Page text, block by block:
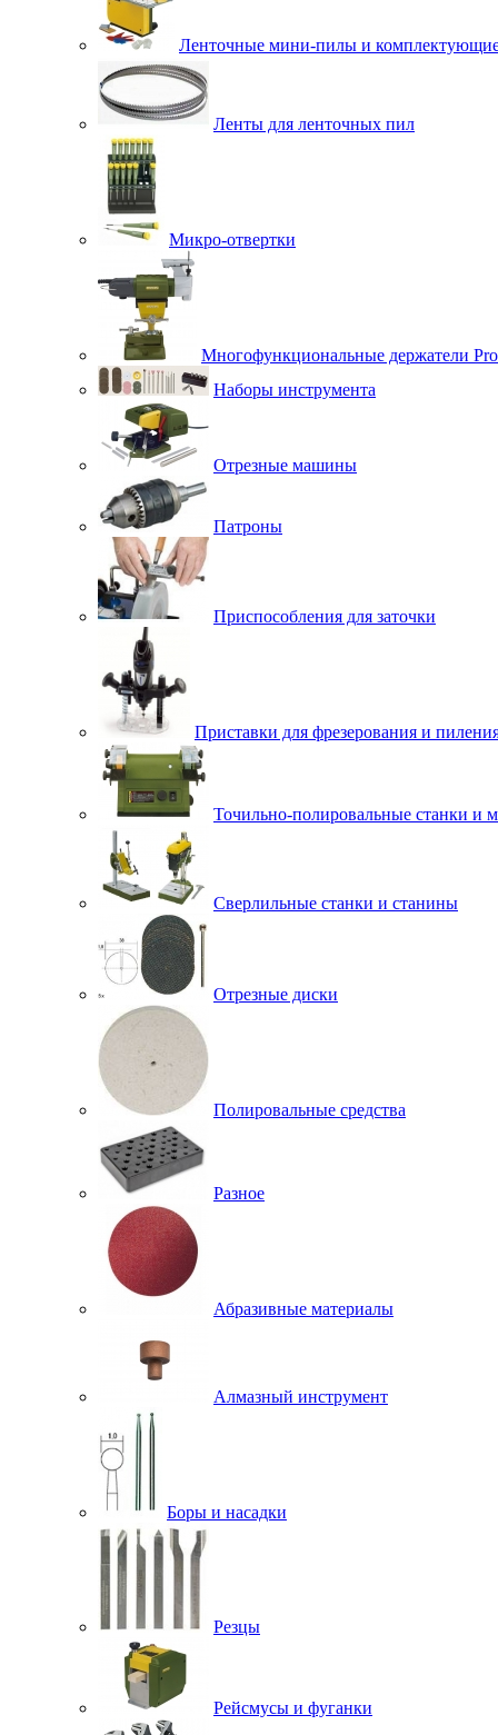
Ленточные мини-пилы и
Ленты для ленточных пил
Микро-отвертки
Многофункциональные держатели
Наборы инструмента
Отрезные машины
Патроны
Приспособления для заточки
Приставки для фрезерования и
Точильно-полировальные станки и
Сверлильные станки и станины
Отрезные диски
Полировальные средства
Разное
Абразивные материалы
Алмазный инструмент
Боры и насадки
Резцы
Рейсмусы и фуганки